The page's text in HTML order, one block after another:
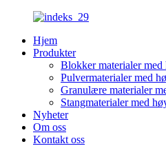
Hjem
Produkter
Blokker materialer med
Pulvermaterialer med
Granulære materialer
Stangmaterialer med
Nyheter
Om oss
Kontakt oss